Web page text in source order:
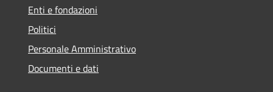
Enti e fondazioni
Politici
Personale Amministrativo
Documenti e dati